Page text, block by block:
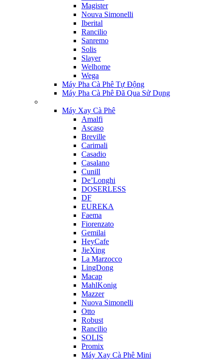
Magister
Nouva Simonelli
Iberital
Rancilio
Sanremo
Solis
Slayer
Welhome
Wega
Máy Pha Cà Phê Tự Động
Máy Pha Cà Phê Đã Qua Sử Dụng
Máy Xay Cà Phê
Amalfi
Ascaso
Breville
Carimali
Casadio
Casalano
Cunill
De’Longhi
DOSERLESS
DF
EUREKA
Faema
Fiorenzato
Gemilai
HeyCafe
JieXing
La Marzocco
LingDong
Macap
MahlKonig
Mazzer
Nuova Simonelli
Otto
Robust
Rancilio
SOLIS
Promix
Máy Xay Cà Phê Mini